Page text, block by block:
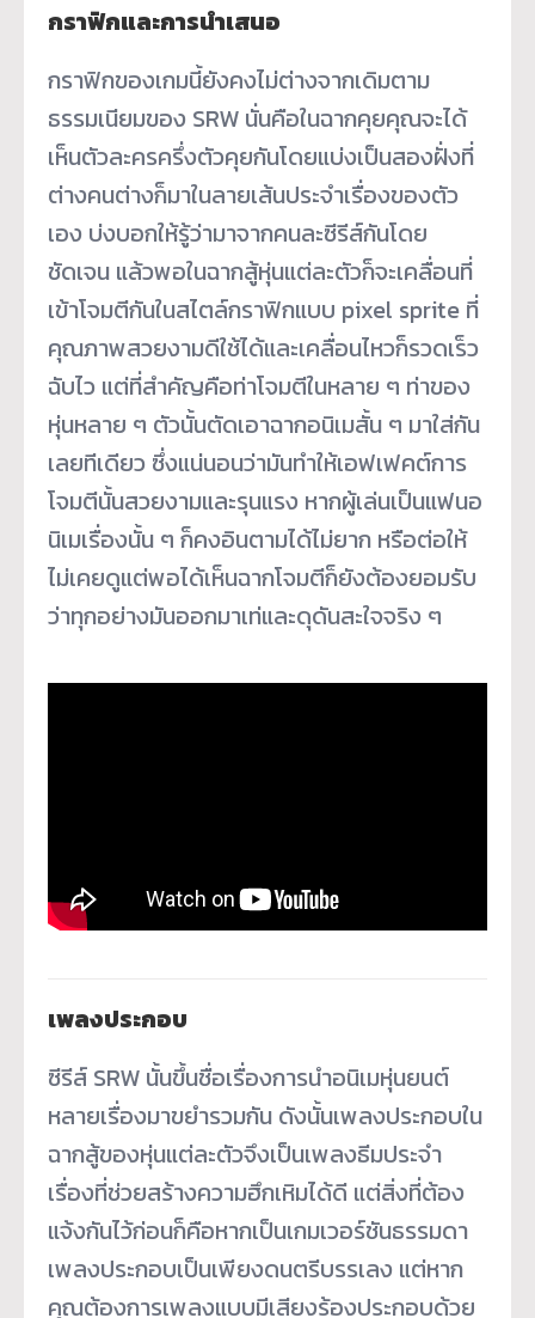
กราฟิกและการนำเสนอ
กราฟิกของเกมนี้ยังคงไม่ต่างจากเดิมตาม
ธรรมเนียมของ SRW นั่นคือในฉากคุยคุณจะได้
เห็นตัวละครครึ่งตัวคุยกันโดยแบ่งเป็นสองฝั่งที่
ต่างคนต่างก็มาในลายเส้นประจำเรื่องของตัว
เอง บ่งบอกให้รู้ว่ามาจากคนละซีรีส์กันโดย
ชัดเจน แล้วพอในฉากสู้หุ่นแต่ละตัวก็จะเคลื่อนที่
เข้าโจมตีกันในสไตล์กราฟิกแบบ pixel sprite ที่
คุณภาพสวยงามดีใช้ได้และเคลื่อนไหวก็รวดเร็ว
ฉับไว แต่ที่สำคัญคือท่าโจมตีในหลาย ๆ ท่าของ
หุ่นหลาย ๆ ตัวนั้นตัดเอาฉากอนิเมสั้น ๆ มาใส่กัน
เลยทีเดียว ซึ่งแน่นอนว่ามันทำให้เอฟเฟคต์การ
โจมตีนั้นสวยงามและรุนแรง หากผู้เล่นเป็นแฟนอ
นิเมเรื่องนั้น ๆ ก็คงอินตามได้ไม่ยาก หรือต่อให้
ไม่เคยดูแต่พอได้เห็นฉากโจมตีก็ยังต้องยอมรับ
ว่าทุกอย่างมันออกมาเท่และดุดันสะใจจริง ๆ
เพลงประกอบ
ซีรีส์ SRW นั้นขึ้นชื่อเรื่องการนำอนิเมหุ่นยนต์
หลายเรื่องมาขยำรวมกัน ดังนั้นเพลงประกอบใน
ฉากสู้ของหุ่นแต่ละตัวจึงเป็นเพลงธีมประจำ
เรื่องที่ช่วยสร้างความฮึกเหิมได้ดี แต่สิ่งที่ต้อง
แจ้งกันไว้ก่อนก็คือหากเป็นเกมเวอร์ชันธรรมดา
เพลงประกอบเป็นเพียงดนตรีบรรเลง แต่หาก
คุณต้องการเพลงแบบมีเสียงร้องประกอบด้วย